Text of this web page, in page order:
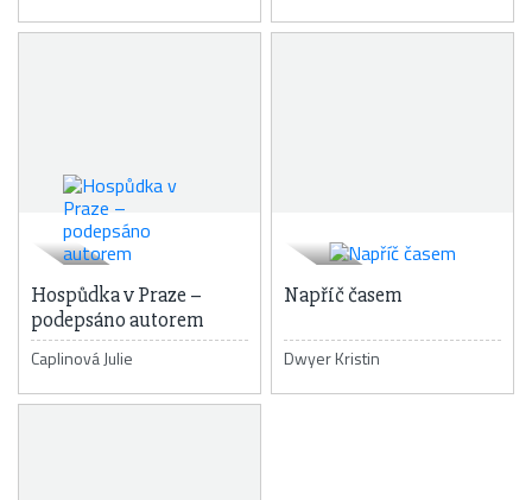
Hospůdka v Praze –
podepsáno autorem
Caplinová Julie
Napříč časem
Dwyer Kristin